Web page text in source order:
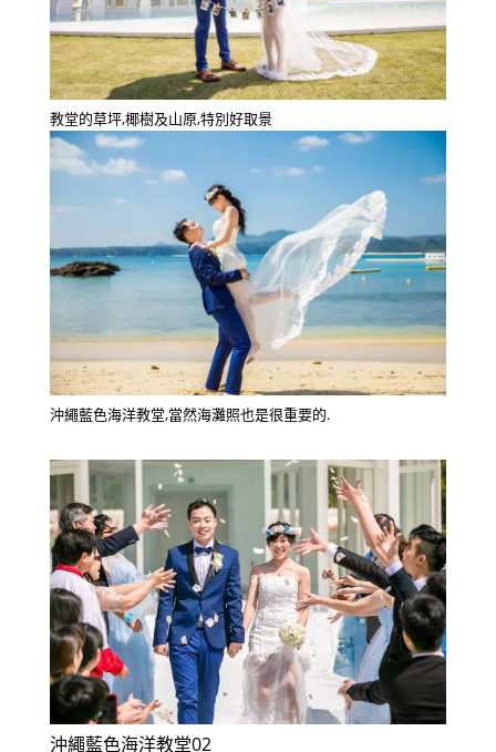
教堂的草坪,椰樹及山原,特別好取景
沖繩藍色海洋教堂,當然海灘照也是很重要的.
沖繩藍色海洋教堂02